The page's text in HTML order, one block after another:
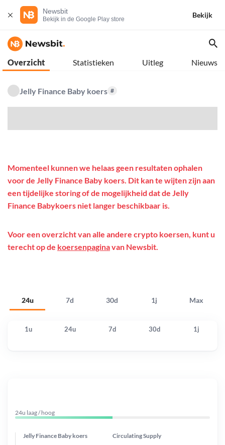
Newsbit
Bekijk in de Google Play store
Bekijk
Overzicht Statistieken Uitleg Nieuws
Jelly Finance Baby koers #
24u 7d 30d 1j Max
Momenteel kunnen we helaas geen resultaten ophalen
voor de Jelly Finance Baby koers. Dit kan te wijten zijn aan
een tijdelijke storing of de mogelijkheid dat de Jelly
Finance Babykoers niet langer beschikbaar is.
Voor een overzicht van alle andere crypto koersen, kunt u
terecht op de koersenpaginavan Newsbit.
1u 24u 7d 30d 1j
24u laag / hoog
Jelly Finance Baby koers Circulating Supply